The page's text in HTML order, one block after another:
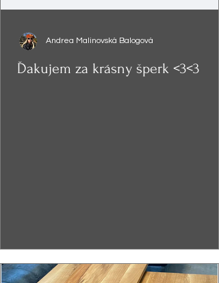
Ďakujem za krásny šperk <3<3
Andrea Malinovská Balogová